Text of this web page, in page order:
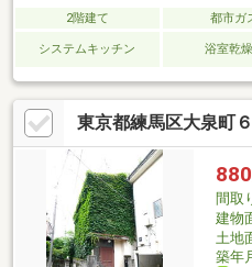
2階建て 都市ガ
システムキッチン 浴室乾
東京都練馬区大泉町
880
間取
建物
土地
築年